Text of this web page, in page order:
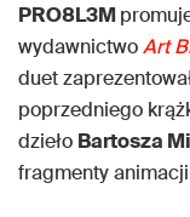
PRO8L3M
wydawnictwoArt
duet
poprzedniego
dzieło Bartosza
fragmenty animacji